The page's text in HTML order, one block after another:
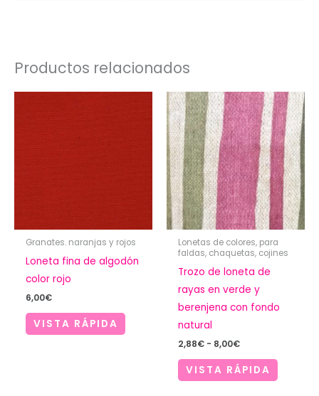
Productos relacionados
Granates. naranjas y rojos
Loneta fina de algodón
color rojo
6,00€
VISTA RÁPIDA
Lonetas de colores, para
faldas, chaquetas, cojines
Trozo de loneta de
rayas en verde y
berenjena con fondo
natural
2,88€ - 8,00€Rango
precios:
desde
VISTA RÁPIDA